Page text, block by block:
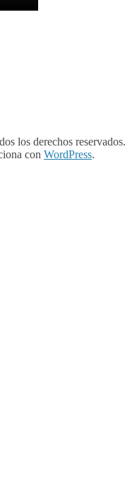
los derechos reservados.
con WordPress.